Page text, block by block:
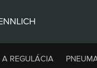
A REGULÁCIA